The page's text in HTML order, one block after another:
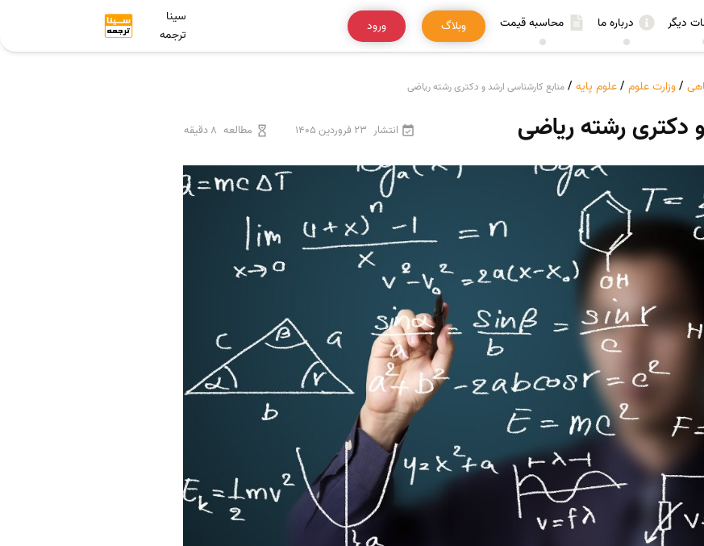
دیگر درباره ما محاسبه قیمت وبلاگ ورود
سینا
ترجمه
/وزارت علوم /علوم پایه / منابع کارشناسی ارشد و دکتری رشته ریاضی
دکتری رشته ریاضی انتشار 23 فروردین 1405 مطالعه 8 دقیقه